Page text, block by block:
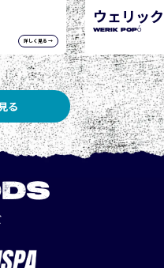
詳しく見る →
る